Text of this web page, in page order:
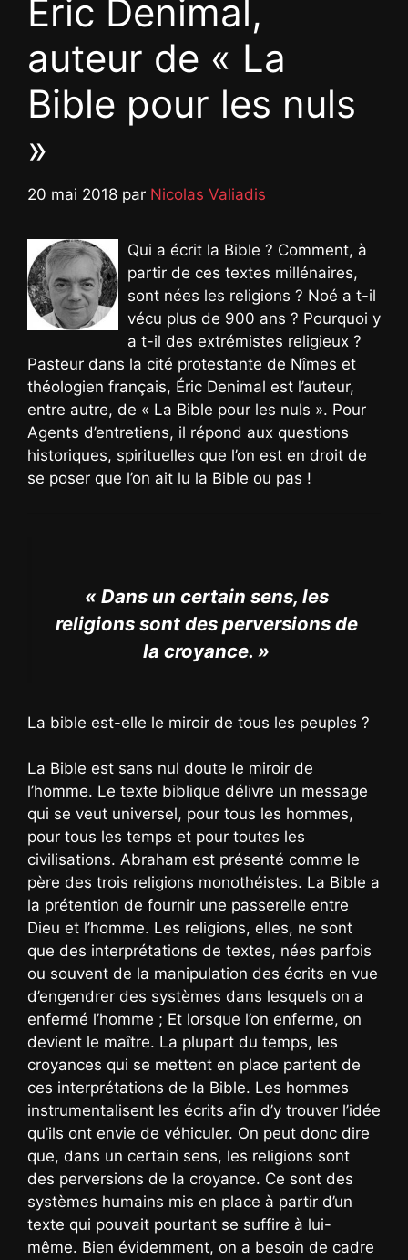
Eric Denimal,
auteur de « La
Bible pour les nuls
»
20 mai 2018 par Nicolas Valiadis
Qui a écrit la Bible ? Comment, à
partir de ces textes millénaires,
sont nées les religions ? Noé a t-il
vécu plus de 900 ans ? Pourquoi y
a t-il des extrémistes religieux ?
Pasteur dans la cité protestante de Nîmes et
théologien français, Éric Denimal est l’auteur,
entre autre, de « La Bible pour les nuls ». Pour
Agents d’entretiens, il répond aux questions
historiques, spirituelles que l’on est en droit de
se poser que l’on ait lu la Bible ou pas !
« Dans un certain sens, les
religions sont des perversions de
la croyance. »
La bible est-elle le miroir de tous les peuples ?
La Bible est sans nul doute le miroir de
l’homme. Le texte biblique délivre un message
qui se veut universel, pour tous les hommes,
pour tous les temps et pour toutes les
civilisations. Abraham est présenté comme le
père des trois religions monothéistes. La Bible a
la prétention de fournir une passerelle entre
Dieu et l’homme. Les religions, elles, ne sont
que des interprétations de textes, nées parfois
ou souvent de la manipulation des écrits en vue
d’engendrer des systèmes dans lesquels on a
enfermé l’homme ; Et lorsque l’on enferme, on
devient le maître. La plupart du temps, les
croyances qui se mettent en place partent de
ces interprétations de la Bible. Les hommes
instrumentalisent les écrits afin d’y trouver l’idée
qu’ils ont envie de véhiculer. On peut donc dire
que, dans un certain sens, les religions sont
des perversions de la croyance. Ce sont des
systèmes humains mis en place à partir d’un
texte qui pouvait pourtant se suffire à lui-
même. Bien évidemment, on a besoin de cadre